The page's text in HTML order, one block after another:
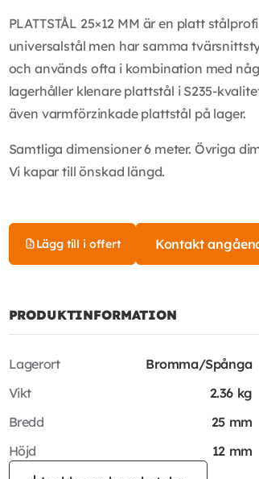
PLATTSTÅL 25×12 MM är en platt
universalstål men har samma
och används ofta i kombination med
lagerhåller klenare plattstål i S235-
även varmförzinkade plattstål på lager.
Samtliga dimensioner 6 meter. Övriga
Vi kapar till önskad längd.
Lägg till i offert Kontakt
PRODUKTINFORMATION
Lagerort
Bromma/Spånga
Vikt
2.36 kg
Bredd
25 mm
Höjd
12 mm